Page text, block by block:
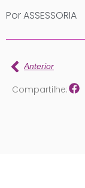
Por ASSESSORIA
Anterior
Compartilhe: